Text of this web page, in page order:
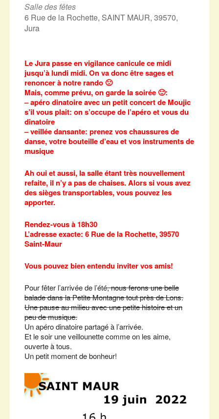
Salle des fêtes
6 Rue de la Rochette, SAINT MAUR, 39570,
Jura
Le Jura passe en vigilance canicule ce midi
jusqu’à lundi midi. On va donc être sages et
renoncer à notre rando 🙁
Mais, comme prévu, on garde la soirée 🙂:
– apéro dinatoire avec un petit concert de Moujic
s’il vous plait: on s’occupe de l’apéro et vous du
dinatoire
– veillée dansante: prenez vos chaussures de
danse, votre bouteille d’eau et vos instruments de
musique
Ah oui et aussi, la salle étant très nouvellement
refaite, il n’y a pas de chaises. Alors si vous avez
des sièges transportables, vous pouvez les
apporter.
Rendez-vous à 18h30
L’adresse exacte: 6 Rue de la Rochette, 39570
Saint-Maur
Vous pouvez bien entendu inviter vos amis!
Pour fêter l’arrivée de l’été, nous ferons une belle
balade dans la Petite Montagne tout près de Lons.
Une pause au milieu avec une petite histoire et un
peu de musique.
Un apéro dinatoire partagé à l’arrivée.
Et le soir une veillounette comme on les aime,
ouverte à tous.
Un petit moment de bonheur!